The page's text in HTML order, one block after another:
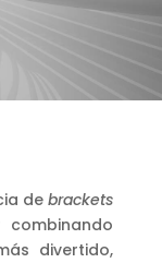
debrackets
combinando
divertido,